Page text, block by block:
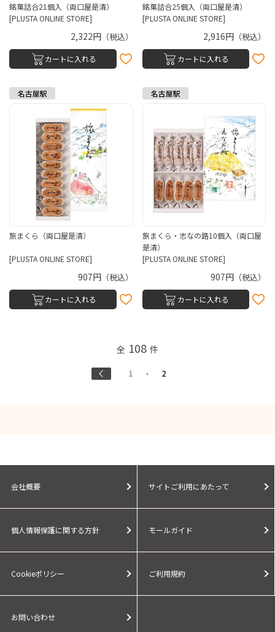
銘菓詰合21個入（両口屋是清）
[PLUSTA ONLINE STORE]
2,322円（税込）
カートに入れる
銘菓詰合25個入（両口屋是清）
[PLUSTA ONLINE STORE]
2,916円 （税込）
カートに入れる
旅まくら（両口屋是清）
[PLUSTA ONLINE STORE]
907円（税込）
カートに入れる
旅まくら・志なの路10個入（両口屋
是清）
[PLUSTA ONLINE STORE]
907円 （税込）
カートに入れる
全 108 件
1 2
会社概要 サイトご利用にあたって
個人情報保護に関する方針 モールガイド
Cookieポリシー ご利用規約
お問い合わせ